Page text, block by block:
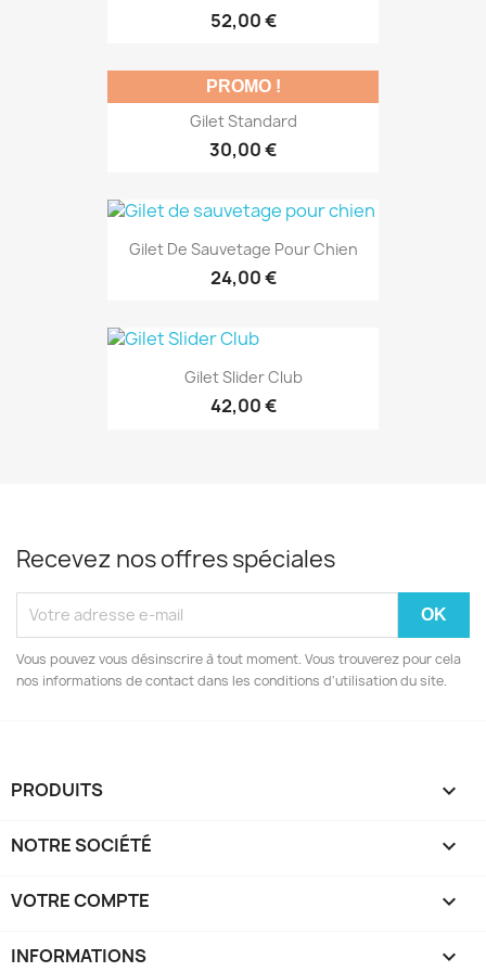
52,00 €
Gilet Standard
30,00 €
PROMO !
Gilet De Sauvetage Pour Chien
24,00 €
Gilet Slider Club
42,00 €
Recevez nos offres spéciales
Vous pouvez vous désinscrire à tout moment. Vous trouverez pour cela
nos informations de contact dans les conditions d'utilisation du site.
PRODUITS 
NOTRE SOCIÉTÉ 
VOTRE COMPTE 
INFORMATIONS keyboard_arrow_down